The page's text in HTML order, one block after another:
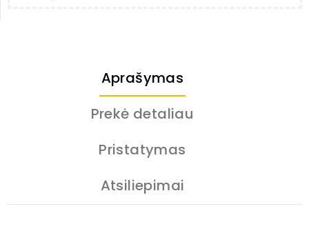
Aprašymas
Prekė detaliau
Pristatymas
Atsiliepimai